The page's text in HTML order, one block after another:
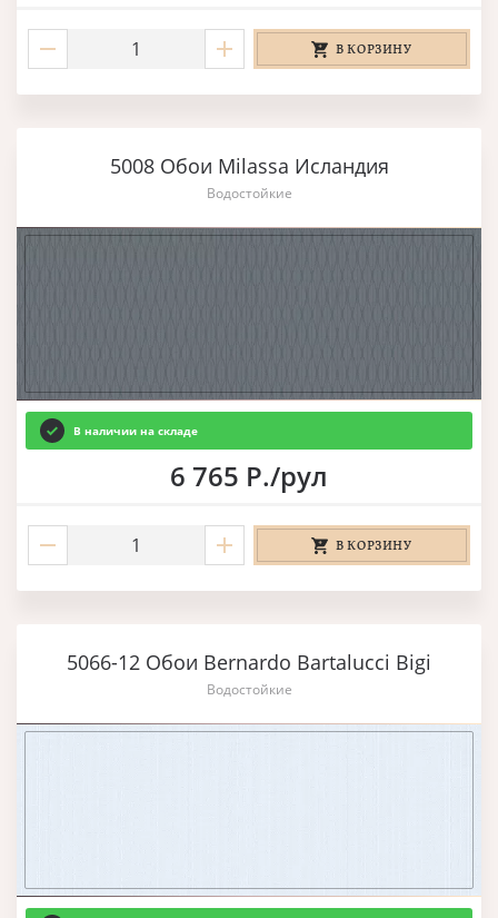
В КОРЗИНУ
5008 Обои Milassa Исландия
Водостойкие
В наличии на складе
6 765 Р./рул
В КОРЗИНУ
5066-12 Обои Bernardo Bartalucci Bigi
Водостойкие